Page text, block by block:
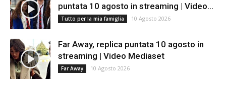
puntata 10 agosto in streaming | Video...
Tutto per la mia famiglia 10 Agosto 2026
Far Away, replica puntata 10 agosto in
streaming | Video Mediaset
Far Away 10 Agosto 2026